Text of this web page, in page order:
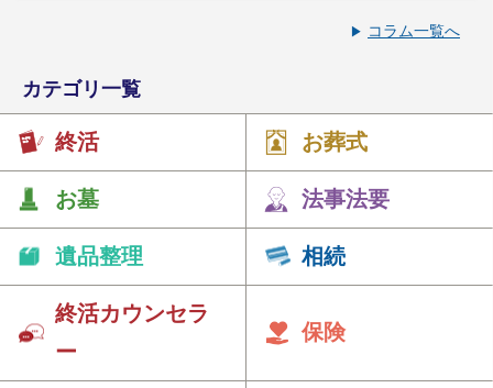
コラム一覧へ
カテゴリ一覧
終活 お葬式
お墓 法事法要
遺品整理 相続
終活カウンセラ
ー
保険